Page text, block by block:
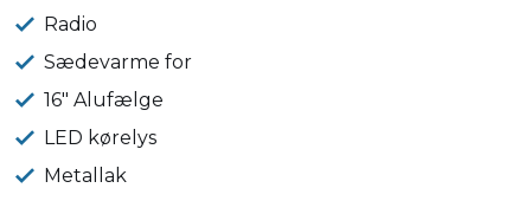
Radio
Sædevarme for
16" Alufælge
LED kørelys
Metallak